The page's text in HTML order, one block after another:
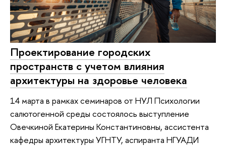
Проектирование городских
пространств с учетом влияния
архитектуры на здоровье человека
14 марта в рамках семинаров от НУЛ Психологии
салютогенной среды состоялось выступление
Овечкиной Екатерины Константиновны, ассистента
кафедры архитектуры УГНТУ, аспиранта НГУАДИ